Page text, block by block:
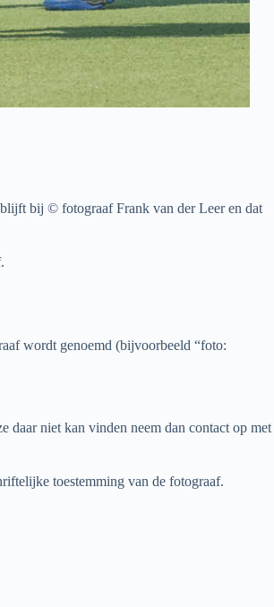
bij © fotograaf Frank van der Leer en dat
wordt genoemd (bijvoorbeeld “foto:
daar niet kan vinden neem dan contact op met
toestemming van de fotograaf.